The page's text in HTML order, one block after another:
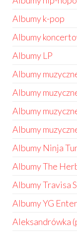
Albumy k-pop
Albumy
Albumy LP
Albumy
Albumy
Albumy
Albumy
Albumy Ninja
Albumy The
Albumy Travisa
Albumy YG
Aleksandrówka